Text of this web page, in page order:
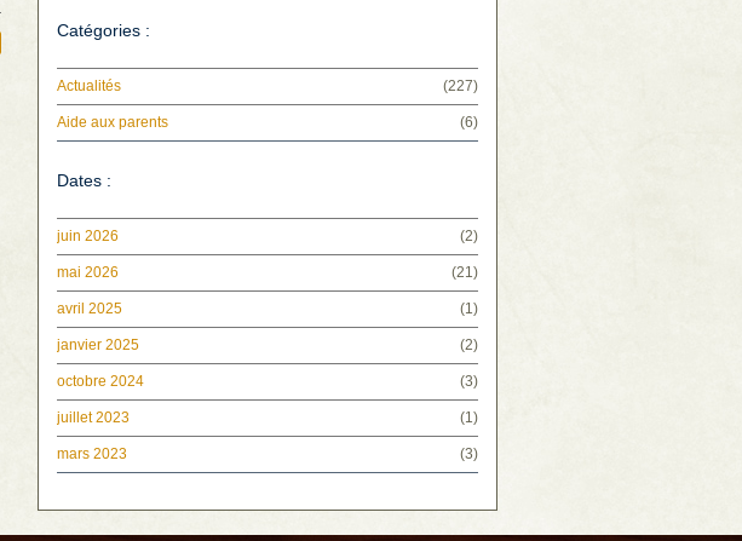
Catégories :
Actualités (227)
Aide aux parents (6)
Dates :
juin 2026 (2)
mai 2026 (21)
avril 2025 (1)
janvier 2025 (2)
octobre 2024 (3)
juillet 2023 (1)
mars 2023 (3)